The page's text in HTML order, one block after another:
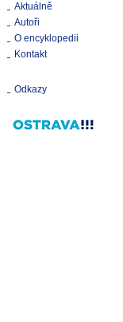
Aktuálně
Autoři
O encyklopedii
Kontakt
Odkazy